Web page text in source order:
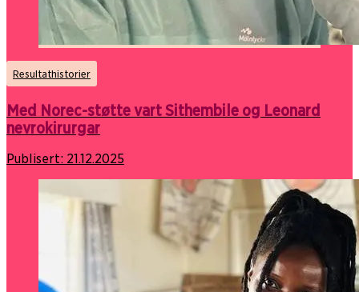
Resultathistorier
Med Norec-støtte vart Sithembile og Leonard
nevrokirurgar
Publisert: 21.12.2025